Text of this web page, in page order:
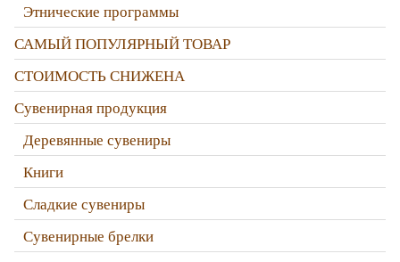
Этнические программы
САМЫЙ ПОПУЛЯРНЫЙ ТОВАР
СТОИМОСТЬ СНИЖЕНА
Сувенирная продукция
Деревянные сувениры
Книги
Сладкие сувениры
Сувенирные брелки